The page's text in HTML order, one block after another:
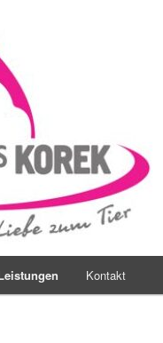
Kontakt